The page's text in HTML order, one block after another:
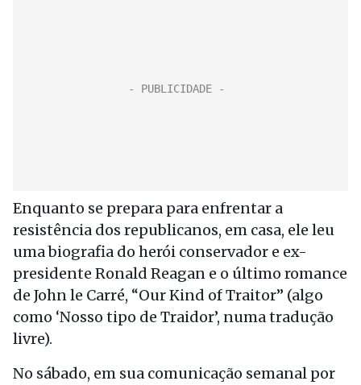
Enquanto se prepara para enfrentar a
resistência dos republicanos, em casa, ele leu
uma biografia do herói conservador e ex-
presidente Ronald Reagan e o último romance
de John le Carré, “Our Kind of Traitor” (algo
como ‘Nosso tipo de Traidor’, numa tradução
livre).
No sábado, em sua comunicação semanal por